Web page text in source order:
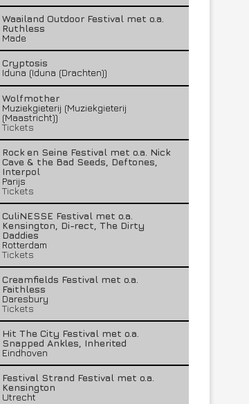
Waailand Outdoor Festival met o.a.
Ruthless
Made
Cryptosis
Iduna (Iduna (Drachten))
Wolfmother
Muziekgieterij (Muziekgieterij
(Maastricht))
Tickets
Rock en Seine Festival met o.a. Nick
Cave & the Bad Seeds, Deftones,
Interpol
Parijs
Tickets
CuliNESSE Festival met o.a.
Kensington, Di-rect, The Dirty
Daddies
Rotterdam
Tickets
Creamfields Festival met o.a.
Faithless
Daresbury
Tickets
Hit The City Festival met o.a.
Snapped Ankles, Inherited
Eindhoven
Festival Strand Festival met o.a.
Kensington
Utrecht